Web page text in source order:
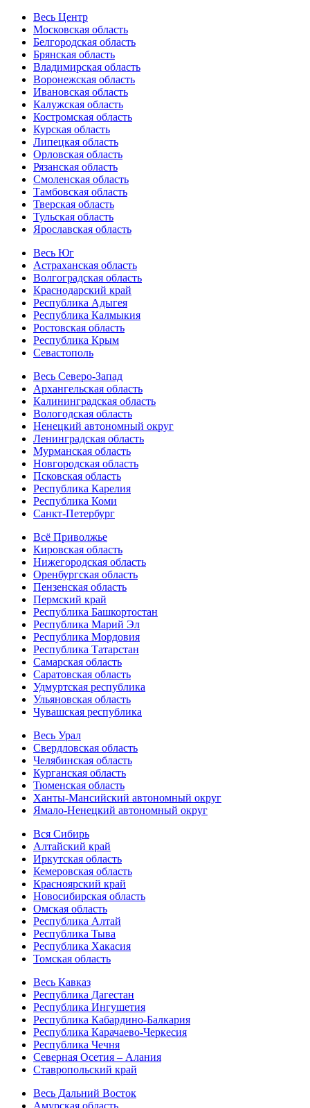
Весь Центр
Московская область
Белгородская область
Брянская область
Владимирская область
Воронежская область
Ивановская область
Калужская область
Костромская область
Курская область
Липецкая область
Орловская область
Рязанская область
Смоленская область
Тамбовская область
Тверская область
Тульская область
Ярославская область
Весь Юг
Астраханская область
Волгоградская область
Краснодарский край
Республика Адыгея
Республика Калмыкия
Ростовская область
Республика Крым
Севастополь
Весь Северо-Запад
Архангельская область
Калининградская область
Вологодская область
Ненецкий автономный округ
Ленинградская область
Мурманская область
Новгородская область
Псковская область
Республика Карелия
Республика Коми
Санкт-Петербург
Всё Приволжье
Кировская область
Нижегородская область
Оренбургская область
Пензенская область
Пермский край
Республика Башкортостан
Республика Марий Эл
Республика Мордовия
Республика Татарстан
Самарская область
Саратовская область
Удмуртская республика
Ульяновская область
Чувашская республика
Весь Урал
Свердловская область
Челябинская область
Курганская область
Тюменская область
Ханты-Мансийский автономный округ
Ямало-Ненецкий автономный округ
Вся Сибирь
Алтайский край
Иркутская область
Кемеровская область
Красноярский край
Новосибирская область
Омская область
Республика Алтай
Республика Тыва
Республика Хакасия
Томская область
Весь Кавказ
Республика Дагестан
Республика Ингушетия
Республика Кабардино-Балкария
Республика Карачаево-Черкесия
Республика Чечня
Северная Осетия – Алания
Ставропольский край
Весь Дальний Восток
Амурская область